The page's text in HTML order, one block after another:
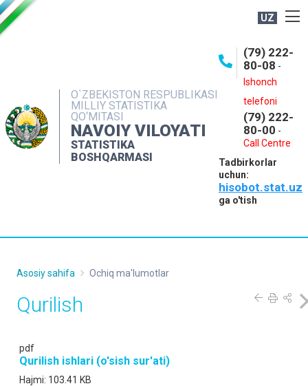
UZ
O`ZBEKISTON RESPUBLIKASI
MILLIY STATISTIKA
QO‘MITASI
NAVOIY VILOYATI
STATISTIKA
BOSHQARMASI
(79) 222-
80-08 -
Ishonch
telefoni
(79) 222-
80-00 -
Call Centre
Tadbirkorlar
uchun:
hisobot.stat.uz
ga o'tish
OCHIQ MA'LUMOTLAR
INTERAKTIV XIZMATLAR
MUROJAATLAR
Asosiy sahifa Ochiq ma'lumotlar
Qurilish
pdf
Qurilish ishlari (o'sish sur'ati)
Hajmi: 103.41 KB